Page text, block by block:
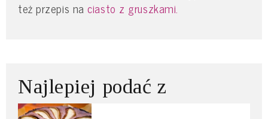
też przepis naciasto z gruszkami.
Najlepiej podać z